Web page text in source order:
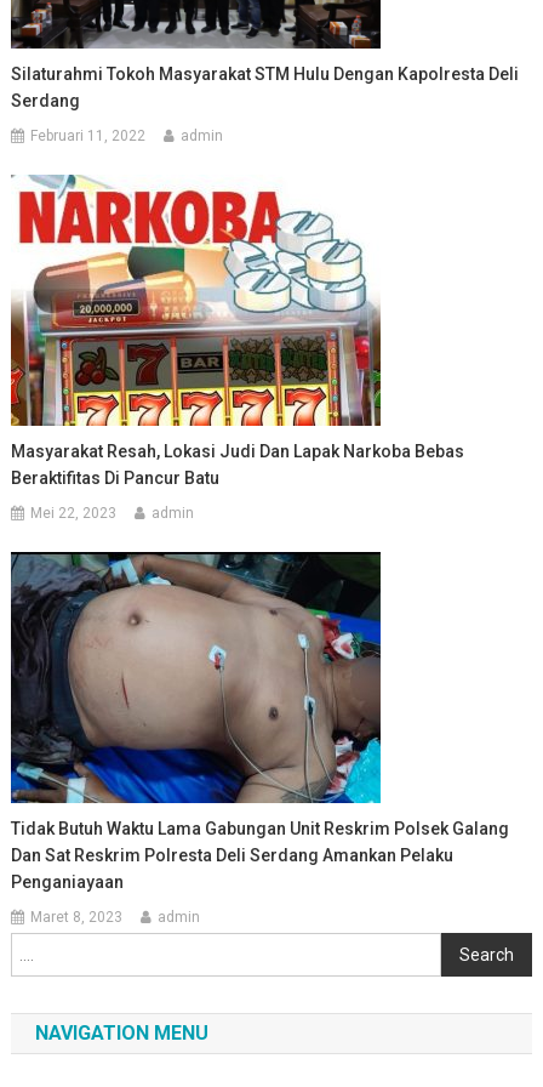
Silaturahmi Tokoh Masyarakat STM Hulu Dengan Kapolresta Deli
Serdang
Februari 11, 2022 admin
Masyarakat Resah, Lokasi Judi Dan Lapak Narkoba Bebas
Beraktifitas Di Pancur Batu
Mei 22, 2023 admin
Tidak Butuh Waktu Lama Gabungan Unit Reskrim Polsek Galang
Dan Sat Reskrim Polresta Deli Serdang Amankan Pelaku
Penganiayaan
Maret 8, 2023 admin
Search
NAVIGATION MENU